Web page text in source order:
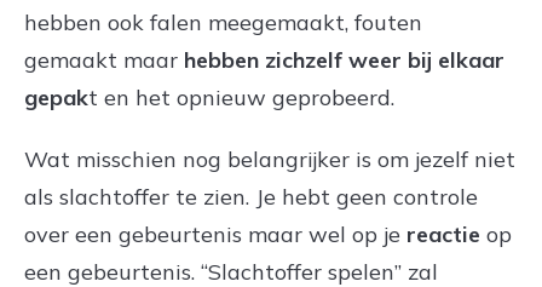
hebben ook falen meegemaakt, fouten
gemaakt maar hebben zichzelf weer bij elkaar
gepakt en het opnieuw geprobeerd.
Wat misschien nog belangrijker is om jezelf niet
als slachtoffer te zien. Je hebt geen controle
over een gebeurtenis maar wel op je reactie op
een gebeurtenis. “Slachtoffer spelen” zal